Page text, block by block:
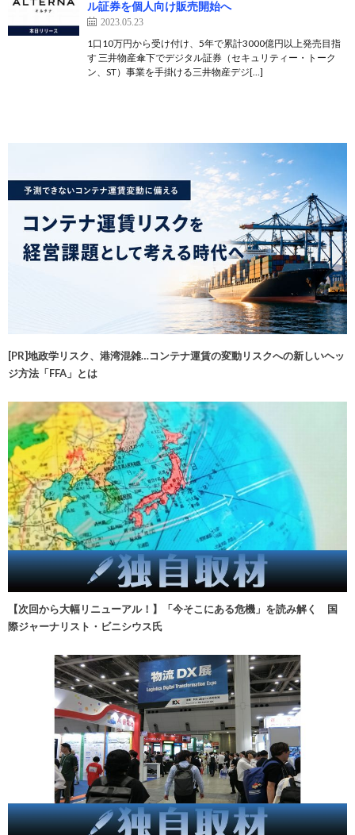
ル証券を個人向け販売開始へ
2023.05.23
1口10万円から受け付け、5年で累計3000億円以上発売目指
す 三井物産傘下でデジタル証券（セキュリティー・トーク
ン、ST）事業を手掛ける三井物産デジ[…]
[PR]地政学リスク、港湾混雑…コンテナ運賃の変動リスクへの新しいヘッ
ジ方法「FFA」とは
【次回から大幅リニューアル！】「今そこにある危機」を読み解く 国
際ジャーナリスト・ビニシウス氏